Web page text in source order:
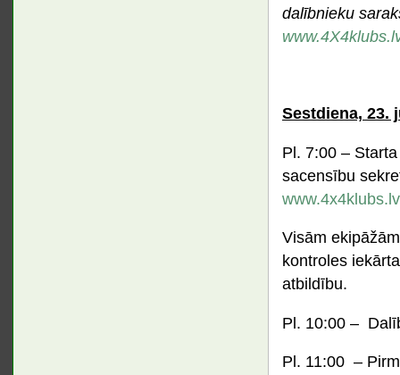
dalībnieku
Sestdiena, 23.
Pl. 7:00 –
sacensību
www.4x4klubs.lv
Visām
kontroles
atbildību.
Pl. 10:00 –
Pl. 11:00 –